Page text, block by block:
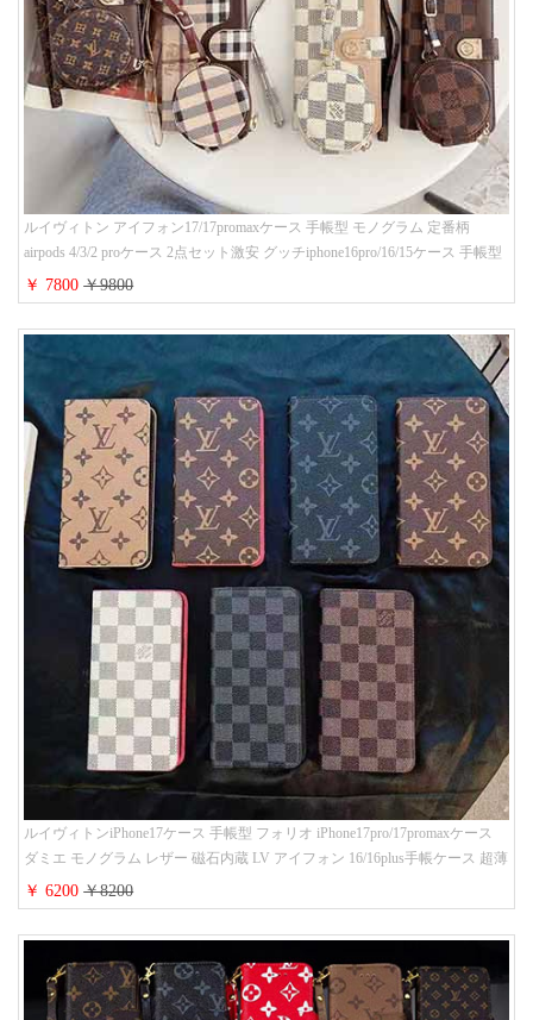
ルイヴィトン アイフォン17/17promaxケース 手帳型 モノグラム 定番柄
airpods 4/3/2 proケース 2点セット激安 グッチiphone16pro/16/15ケース 手帳型
財布カード入り 多機能 ハイ ブランド Galaxy S25/S24/S23手帳カバー おすす
め
￥ 7800￥9800
ルイヴィトンiPhone17ケース 手帳型 フォリオ iPhone17pro/17promaxケース
ダミエ モノグラム レザー 磁石内蔵 LV アイフォン 16/16plus手帳ケース 超薄
ビジネス風 メンズ レディース おしゃれ ブランドiphone15/14/13手帳型スマ
ホケース お 揃い
￥ 6200￥8200